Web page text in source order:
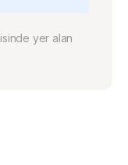
yer alan